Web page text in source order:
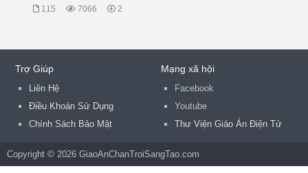
115 7066 2
Trợ Giúp
Liên Hệ
Điều Khoản Sử Dụng
Chính Sách Bảo Mật
Mạng xã hội
Facebook
Youtube
Thư Viện Giáo Án Điện Tử
Copyright © 2026 GiaoAnChanTroiSangTao.com